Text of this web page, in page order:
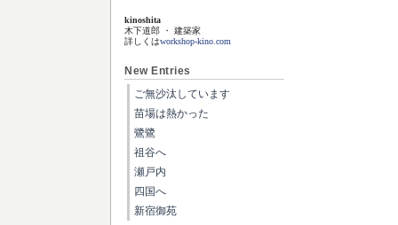
kinoshita
木下道郎 ・ 建築家
詳しくはworkshop-kino.com
New Entries
ご無沙汰しています
苗場は熱かった
鷺鷺
祖谷へ
瀬戸内
四国へ
新宿御苑